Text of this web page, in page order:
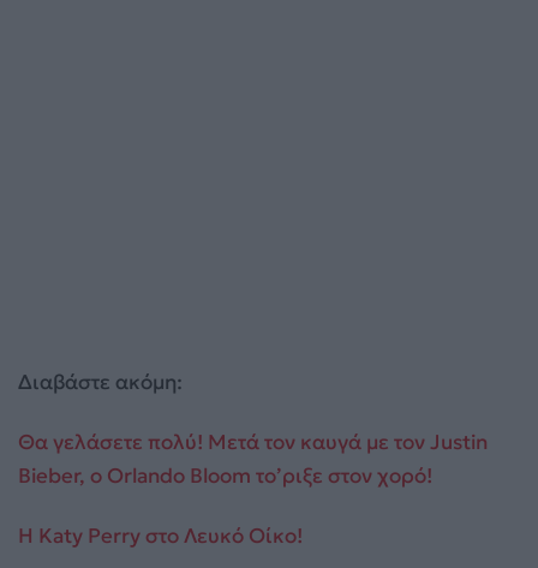
Διαβάστε ακόμη:
Θα γελάσετε πολύ! Μετά τον καυγά με τον Justin
Bieber, ο Οrlando Bloom το’ριξε στον χορό!
Η Katy Perry στο Λευκό Οίκο!